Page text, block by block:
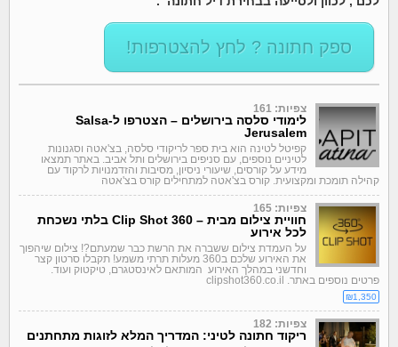
ספק חתונה ? לחץ להצטרפות!
צפיות: 161
לימודי סלסה בירושלים – הצטרפו ל-Salsa
Jerusalem
קפיטל לטינה הוא בית ספר לריקודי סלסה, בצ'אטה וסגנונות
לטיניים נוספים, עם סניפים בירושלים ותל אביב. באתר תמצאו
מידע על קורסים, שיעורי ניסיון, מסיבות והזדמנויות לרקוד עם
קהילה תומכת ומקצועית. קורס בצ'אטה למתחילים קורס בצ'אטה
צפיות: 165
חוויית צילום מבית – Clip Shot 360 בלתי נשכחת
לכל אירוע
על העמדת צילום ששברה את הרשת כבר שמעתם?! צילום שיהפוך
את האירוע שלכם ב360 מעלות תרתי משמע! תקבלו סרטון קצר
וחדשני במהלך האירוע המותאם לאינסטגרם, טיקטוק ועוד.
פרטים נוספים באתר. clipshot360.co.il
₪1,350
צפיות: 182
ריקוד חתונה לטיני: המדריך המלא לזוגות מתחתנים